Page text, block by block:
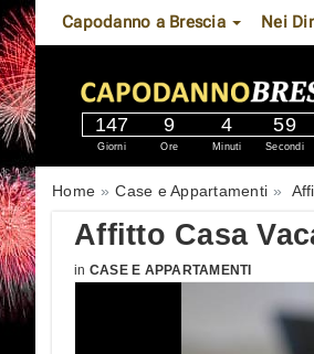
Capodanno a Brescia Nei
147
Giorni
9
Ore
4
Minuti
58
Secondi
Home Case e Appartamenti
Affitto Casa
in CASE E APPARTAMENTI